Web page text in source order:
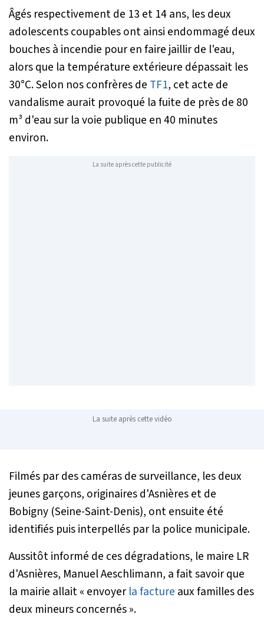
Âgés respectivement de 13 et 14 ans, les deux
adolescents coupables ont ainsi endommagé deux
bouches à incendie pour en faire jaillir de l'eau,
alors que la température extérieure dépassait les
30°C. Selon nos confrères de TF1, cet acte de
vandalisme aurait provoqué la fuite de près de 80
m³ d'eau sur la voie publique en 40 minutes
environ.
La suite après cette publicité
La suite après cette vidéo
Filmés par des caméras de surveillance, les deux
jeunes garçons, originaires d'Asnières et de
Bobigny (Seine-Saint-Denis), ont ensuite été
identifiés puis interpellés par la police municipale.
Aussitôt informé de ces dégradations, le maire LR
d'Asnières, Manuel Aeschlimann, a fait savoir que
la mairie allait « envoyer la facture aux familles des
deux mineurs concernés».